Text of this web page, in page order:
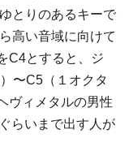
とりのあるキーで
高い音域に向けて
C4とすると、ジ
〜C5（１オクタ
ヴィメタルの男性
らいまで出す人が